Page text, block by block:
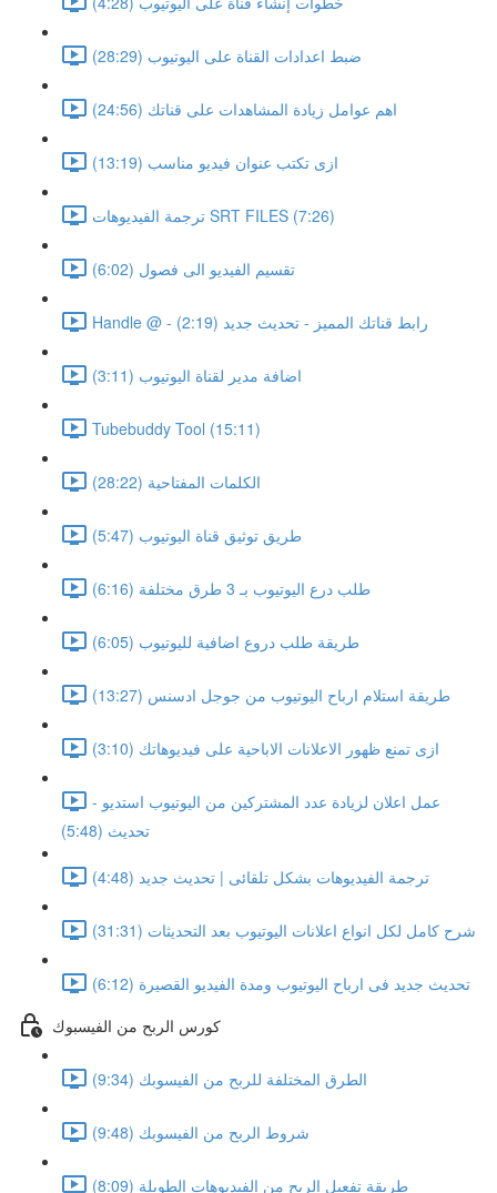
ضبط اعدادات القناة على اليوتيوب (28:29)
اهم عوامل زيادة المشاهدات على قناتك (24:56)
ازى تكتب عنوان فيديو مناسب (13:19)
ترجمة الفيديوهات SRT FILES (7:26)
تقسيم الفيديو الى فصول (6:02)
Handle @ - رابط قناتك المميز - تحديث جديد (2:19)
اضافة مدير لقناة اليوتيوب (3:11)
Tubebuddy Tool (15:11)
الكلمات المفتاحية (28:22)
طريق توثيق قناة اليوتيوب (5:47)
طلب درع اليوتيوب بـ 3 طرق مختلفة (6:16)
طريقة طلب دروع اضافية لليوتيوب (6:05)
طريقة استلام ارباح اليوتيوب من جوجل ادسنس (13:27)
ازى تمنع ظهور الاعلانات الاباحية على فيديوهاتك (3:10)
عمل اعلان لزيادة عدد المشتركين من اليوتيوب استديو -
تحديث (5:48)
ترجمة الفيديوهات بشكل تلقائى | تحديث جديد (4:48)
شرح كامل لكل انواع اعلانات اليوتيوب بعد التحديثات (31:31)
تحديث جديد فى ارباح اليوتيوب ومدة الفيديو القصيرة (6:12)
كورس الربح من الفيسبوك
الطرق المختلفة للربح من الفيسوبك (9:34)
شروط الربح من الفيسوبك (9:48)
طريقة تفعيل الربح من الفيديوهات الطويلة (8:09)